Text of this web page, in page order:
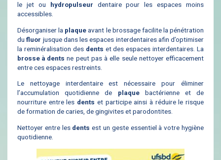
le jet ou hydropulseur dentaire pour les espaces moins
accessibles.
Désorganiser la plaqueavant le brossage facilite la pénétration
dufluor jusque dans les espaces interdentaires afin d’optimiser
la reminéralisation des dents et des espaces interdentaires. La
brosse à dents ne peut pas à elle seule nettoyer efficacement
entre ces espaces restreints.
Le nettoyage interdentaire est nécessaire pour éliminer
l’accumulation quotidienne de plaquebactérienne et de
nourriture entre les dents et participe ainsi à réduire le risque
de formation de caries, de gingivites et parodontites.
Nettoyer entre les dents est un geste essentiel à votre hygiène
quotidienne.